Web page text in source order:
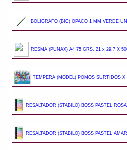
BOLIGRAFO (BIC) OPACO 1 MM VERDE
RESMA (PUNAX) A4 75 GRS. 21 x 29.7 X
TEMPERA (MODEL) POMOS SURTIDOS X
RESALTADOR (STABILO) BOSS PASTEL
RESALTADOR (STABILO) BOSS PASTEL